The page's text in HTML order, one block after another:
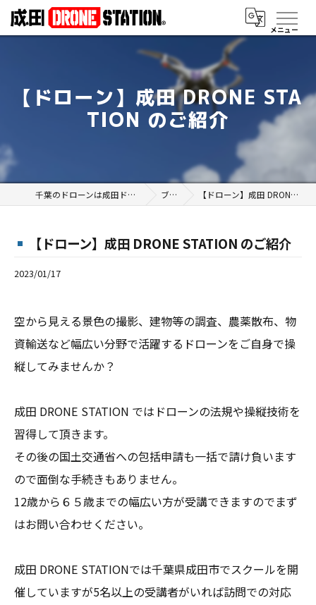
【ドローン】成田 DRONE STA
TION のご紹介
千葉のドローンは成田ドローンステーション ブログ 【ドローン】成田 DRONE STATION のご紹介
【ドローン】成田 DRONE STATION のご紹介
2023/01/17
空から見える景色の撮影、建物等の調査、農薬散布、物
資輸送など幅広い分野で活躍するドローンをご自身で操
縦してみませんか？
成田 DRONE STATION ではドローンの法規や操縦技術を
習得して頂きます。
その後の国土交通省への包括申請も一括で請け負います
ので面倒な手続きもありません。
12歳から６５歳までの幅広い方が受講できますのでまず
はお問い合わせください。
成田 DRONE STATIONでは千葉県成田市でスクールを開
催していますが5名以上の受講者がいれば訪問での対応